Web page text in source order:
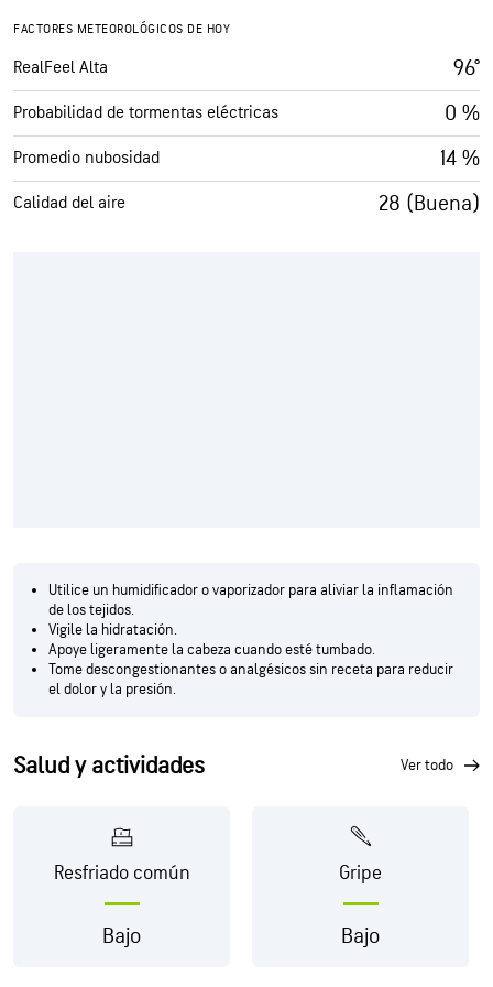
FACTORES METEOROLÓGICOS DE HOY
RealFeel Alta 96°
Probabilidad de tormentas eléctricas 0 %
Promedio nubosidad 14 %
Calidad del aire 28 (Buena)
Utilice un humidificador o vaporizador para aliviar la inflamación
de los tejidos.
Vigile la hidratación.
Apoye ligeramente la cabeza cuando esté tumbado.
Tome descongestionantes o analgésicos sin receta para reducir
el dolor y la presión.
Salud y actividades ver todo
Resfriado común
Bajo
Gripe
Bajo